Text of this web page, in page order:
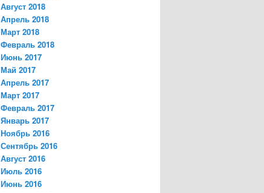
Август 2018
Апрель 2018
Март 2018
Февраль 2018
Июнь 2017
Май 2017
Апрель 2017
Март 2017
Февраль 2017
Январь 2017
Ноябрь 2016
Сентябрь 2016
Август 2016
Июль 2016
Июнь 2016